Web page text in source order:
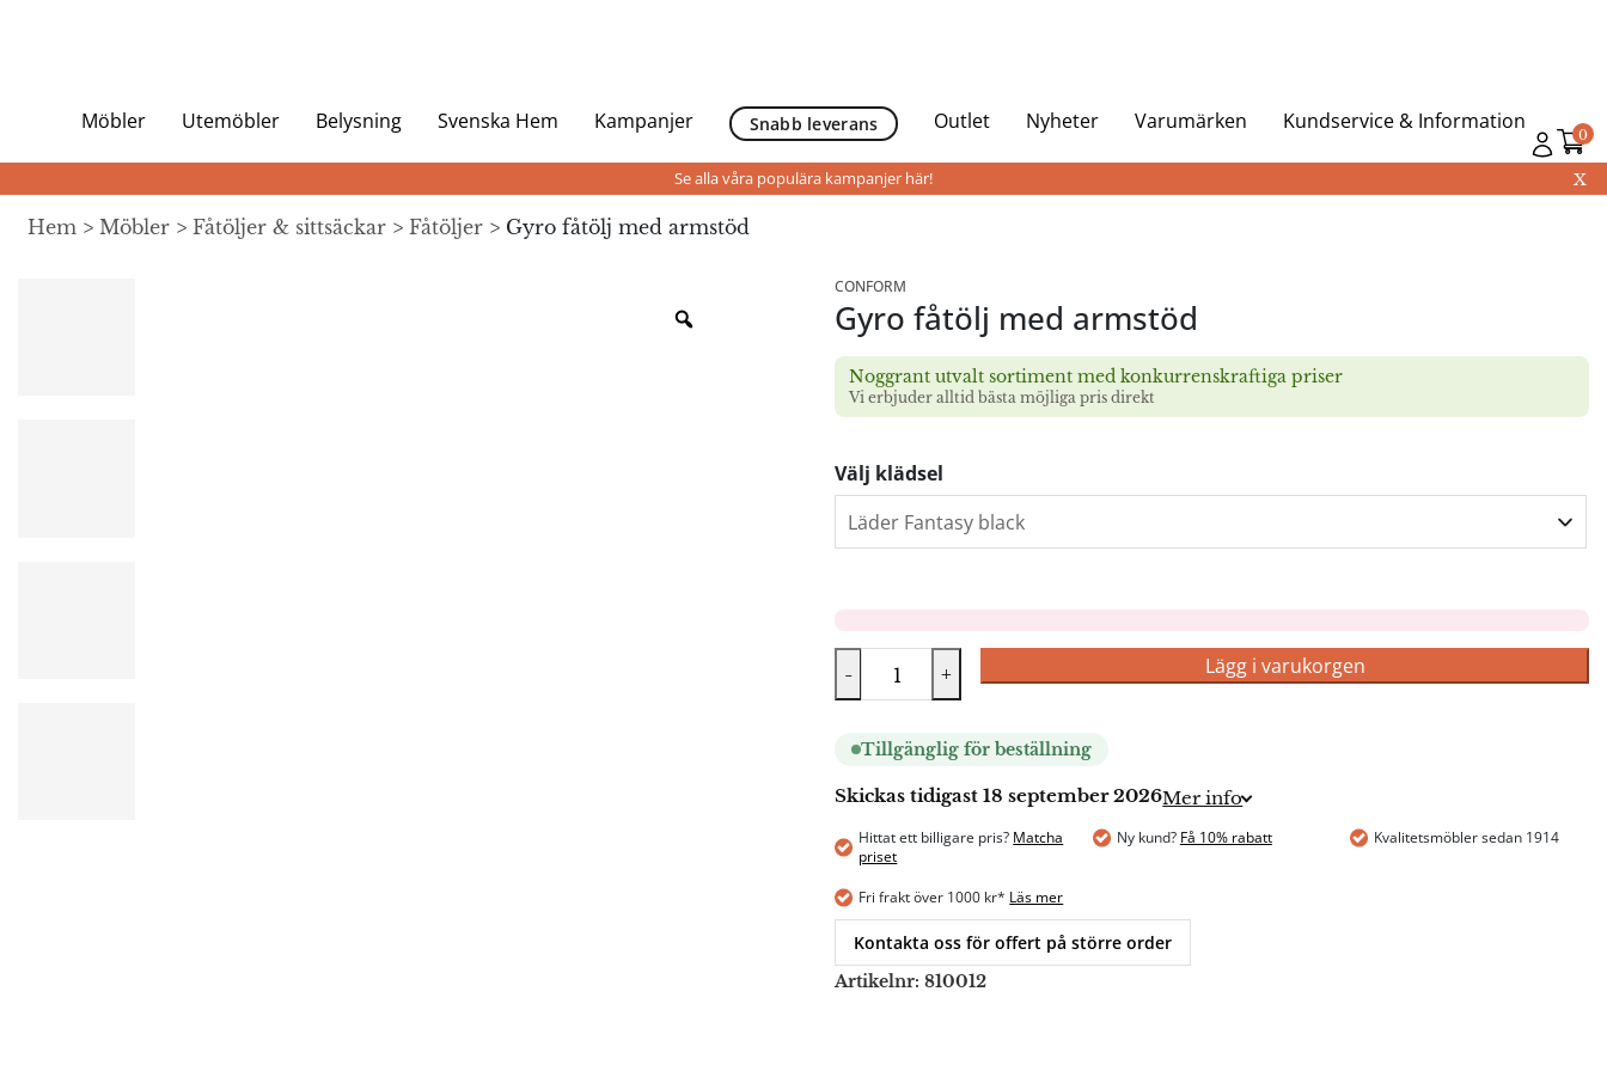
0
Möbler Utemöbler Belysning Svenska Hem Kampanjer Snabb leverans Outlet Nyheter Varumärken Kundservice & Information
Se alla våra populära kampanjer här! X
Hem > Möbler > Fåtöljer & sittsäckar > Fåtöljer > Gyro fåtölj med armstöd
CONFORM
Gyro fåtölj med armstöd
Noggrant utvalt sortiment med konkurrenskraftiga priser
Vi erbjuder alltid bästa möjliga pris direkt
Välj klädsel
- + Lägg i varukorgen
Tillgänglig för beställning
Skickas tidigast 18 september 2026Mer info
Hittat ett billigare pris? Matcha
priset
Ny kund? Få 10% rabatt Kvalitetsmöbler sedan 1914
Fri frakt över 1000 kr* Läs mer
Kontakta oss för offert på större order
Artikelnr:810012